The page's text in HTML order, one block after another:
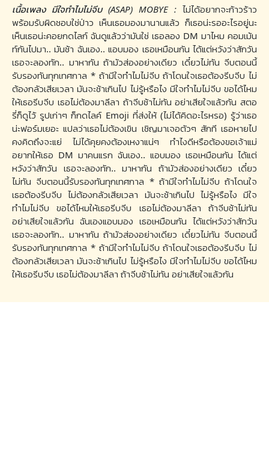
เนื้อเพลง มีใจทำไมไม่จีบ (ASAP) MOBYE : ไม่ได้อยากจะก้าวร้าว
พร้อมรับผิดชอบใช่ป่าว เห็นเธอมองมานานแล้ว ก็เธอน่ะรออะไรอยู่นะ
เห็นเธอน่ะคอยกดไลก์ ฉันดูแล้วว่ามันใช่ เธอลอง DM มาไหม คอมเม้น
ท์กันไปมา.. มันช้า ฉันเอง.. แอบมอง เธอเหมือนกัน ได้แต่หวังว่าสักวัน
เธอจะลองทัก.. มาหากัน ถ้ามัวส่องอย่างเดียว เดี๋ยวไม่ทัน จีบตอนนี้
รับรองทันทุกเทศกาล * ถ้ามีใจทำไมไม่จีบ ถ้าโดนใจเธอต้องรีบจีบ ไม่
ต้องกลัวเสียเวลา มันจะช้าเกินไป ไม่รู้หรือไง มีใจทำไมไม่จีบ ขอได้ไหม
ให้เธอรีบจีบ เธอไม่ต้องมาลีลา ถ้าจีบช้าไม่ทัน อย่าเสียใจแล้วกัน สตอ
รี่ก็ดูไว้ รูปเก่าๆ ก็กดไลค์ Emoji ที่ส่งให้ (ไม่ได้คิดอะไรหรอ) รู้ว่าเธอ
น่ะฟอร์มเยอะ แปลว่าเธอไม่ต้องเขิน เชิญมาเจอตัวๆ สักที เธอหายไป
คงคิดถึงจะแย่ ไม่ได้คุยคงต้องเหงาแน่ๆ ทำไงดีหรือต้องขอเจ้าแม่
อยากให้เธอ DM มาคนแรก ฉันเอง.. แอบมอง เธอเหมือนกัน ได้แต่
หวังว่าสักวัน เธอจะลองทัก.. มาหากัน ถ้ามัวส่องอย่างเดียว เดี๋ยว
ไม่ทัน จีบตอนนี้รับรองทันทุกเทศกาล * ถ้ามีใจทำไมไม่จีบ ถ้าโดนใจ
เธอต้องรีบจีบ ไม่ต้องกลัวเสียเวลา มันจะช้าเกินไป ไม่รู้หรือไง มีใจ
ทำไมไม่จีบ ขอได้ไหมให้เธอรีบจีบ เธอไม่ต้องมาลีลา ถ้าจีบช้าไม่ทัน
อย่าเสียใจแล้วกัน ฉันเองแอบมอง เธอเหมือนกัน ได้แต่หวังว่าสักวัน
เธอจะลองทัก.. มาหากัน ถ้ามัวส่องอย่างเดียว เดี๋ยวไม่ทัน จีบตอนนี้
รับรองทันทุกเทศกาล * ถ้ามีใจทำไมไม่จีบ ถ้าโดนใจเธอต้องรีบจีบ ไม่
ต้องกลัวเสียเวลา มันจะช้าเกินไป ไม่รู้หรือไง มีใจทำไมไม่จีบ ขอได้ไหม
ให้เธอรีบจีบ เธอไม่ต้องมาลีลา ถ้าจีบช้าไม่ทัน อย่าเสียใจแล้วกัน